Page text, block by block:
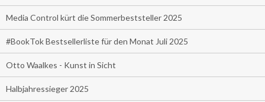
Media Control kürt die Sommerbeststeller 2025
#BookTok Bestsellerliste für den Monat Juli 2025
Otto Waalkes - Kunst in Sicht
Halbjahressieger 2025